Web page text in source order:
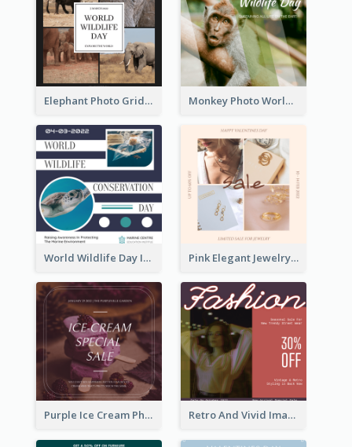
Elephant Photo Grid World Wildlife Day Instagram Post Monkey Photo World Wildlife Day Instagram Post
World Wildlife Day Instagram Post Pink Elegant Jewelry Sale Valentines Day Instagram Post
Purple Ice Cream Photo Dessert Sale Instagram Post Retro And Vivid Image Instagram Post Design Idea